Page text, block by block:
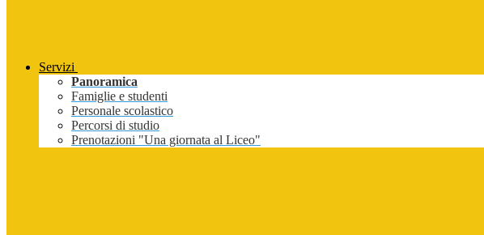
Servizi
Panoramica
Famiglie e studenti
Personale scolastico
Percorsi di studio
Prenotazioni "Una giornata al Liceo"